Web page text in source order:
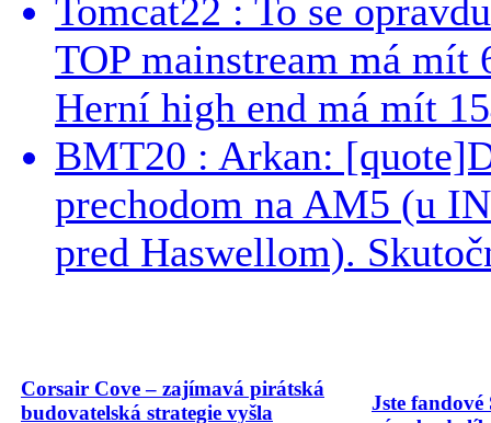
Tomcat22 : To se
TOP mainstream má
Herní high end má mít
BMT20 : Arkan:
prechodom na AM5 (u
pred Haswellom).
Corsair Cove – zajímavá pirátská
budovatelská strategie vyšla
Jste